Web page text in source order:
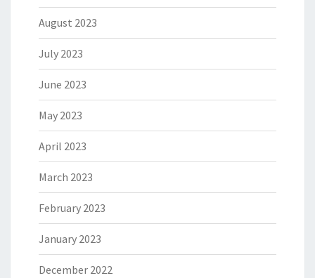
August 2023
July 2023
June 2023
May 2023
April 2023
March 2023
February 2023
January 2023
December 2022